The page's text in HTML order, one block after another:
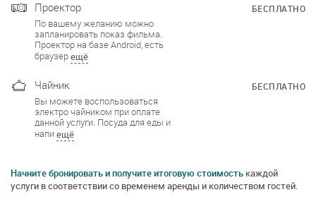
Проектор
По вашему желанию можно
запланировать показ фильма.
Проектор на базе Android, есть
браузерещё
БЕСПЛАТНО
Чайник
Вы можете воспользоваться
электро чайником при оплате
данной услуги. Посуда для еды и
напиещё
БЕСПЛАТНО
Начните бронировать и получите итоговую стоимость каждой
услуги в соответствии со временем аренды и количеством гостей.